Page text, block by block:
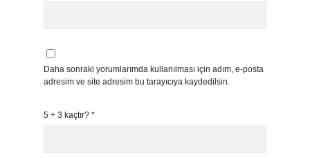
Daha sonraki yorumlarımda kullanılması için adım, e-posta
adresim ve site adresim bu tarayıcıya kaydedilsin.
5 + 3 kaçtır? *